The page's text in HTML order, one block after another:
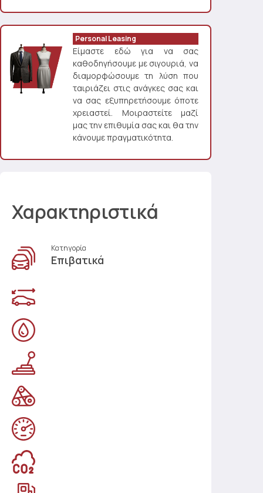
Personal Leasing
Είμαστε εδώ για να σας
καθοδηγήσουμε με σιγουριά, να
διαμορφώσουμε τη λύση που
ταιριάζει στις ανάγκες σας και
να σας εξυπηρετήσουμε όποτε
χρειαστεί. Μοιραστείτε μαζί
μας την επιθυμία σας και θα την
κάνουμε πραγματικότητα.
Χαρακτηριστικά
Κατηγορία
Επιβατικά